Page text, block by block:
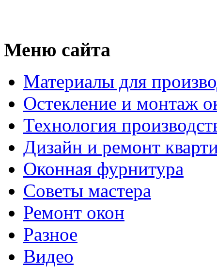
Меню сайта
Материалы для
Остекление и монтаж
Технология
Дизайн и ремонт
Оконная фурнитура
Советы мастера
Ремонт окон
Разное
Видео